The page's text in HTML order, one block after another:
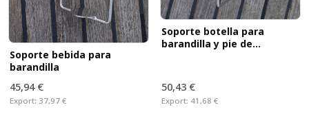
Soporte bebida para
barandilla
45,94 €
Export: 37,97 €
Soporte botella para
barandilla y pie de
50,43 €
Export: 41,68 €